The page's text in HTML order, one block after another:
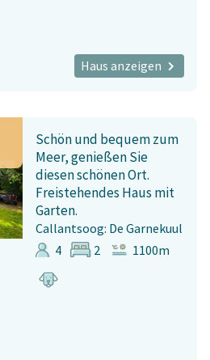
Haus anzeigen
Schön und bequem zum
Meer, genießen Sie
diesen schönen Ort.
Freistehendes Haus mit
Garten.
Callantsoog: De Garnekuul
4
2 1100m